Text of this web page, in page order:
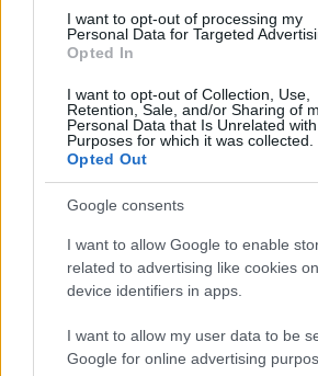
I want to opt-out of processing my
Personal Data for Targeted
Opted In
I want to opt-out of Collection, Use,
Retention, Sale, and/or Sharing of
Personal Data that Is Unrelated
Purposes for which it was collected.
Opted Out
Google consents
I want to allow Google to enable
related to advertising like cookies
device identifiers in apps.
I want to allow my user data to be
Google for online advertising
forze politiche: con il
proponendo la flat tax ha
ai livelli pre-crisi, ed il
che con il salario sociale si è
quei cittadini delusi dalla crisi
Risultato: un paese diviso in
geografico, economico e politico.
Dulcis in fundo, sarebbe
l’Euro il vero grande sconfitto di